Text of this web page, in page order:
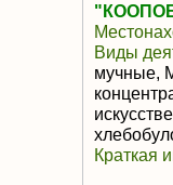
Виды
мучные,
Краткая